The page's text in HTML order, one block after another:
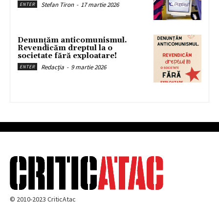
ENTER Stefan Tiron - 17 martie 2026
Denunțăm anticomunismul.
Revendicăm dreptul la o
societate fără exploatare!
ENTER Redacția - 9 martie 2026
© 2010-2023 CriticAtac